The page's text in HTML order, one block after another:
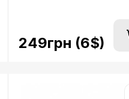
249грн (6$)